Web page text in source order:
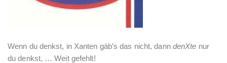
Wenn du denkst, in Xanten gäb’s das nicht, dann denXte nur
du denkst, … Weit gefehlt!